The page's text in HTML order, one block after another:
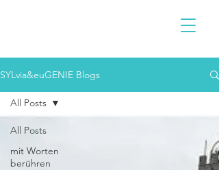
SYLvia&euGENIE Blogs
All Posts
mit Worten
berühren
All Posts